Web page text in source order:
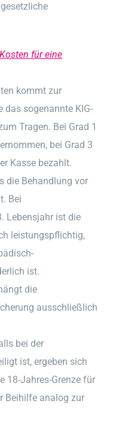
für eine
kommt zur
das sogenannte KIG-
Tragen. Bei Grad 1
bei Grad 3
Kasse bezahlt.
die Behandlung vor
Bei
Lebensjahr ist die
leistungspflichtig,
ist.
die
ausschließlich
bei der
ist, ergeben sich
18-Jahres-Grenze für
Beihilfe analog zur